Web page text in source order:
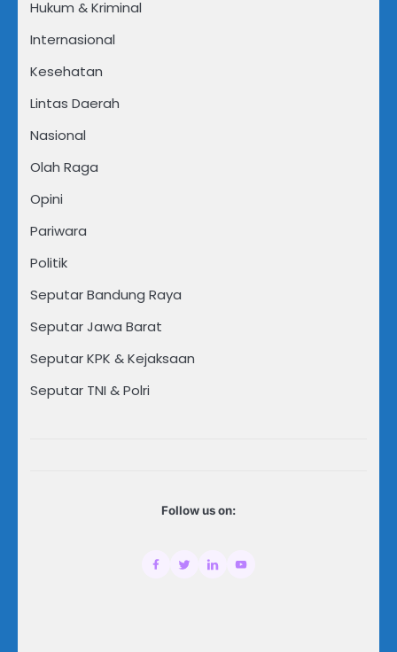
Hukum & Kriminal
Internasional
Kesehatan
Lintas Daerah
Nasional
Olah Raga
Opini
Pariwara
Politik
Seputar Bandung Raya
Seputar Jawa Barat
Seputar KPK & Kejaksaan
Seputar TNI & Polri
Follow us on: